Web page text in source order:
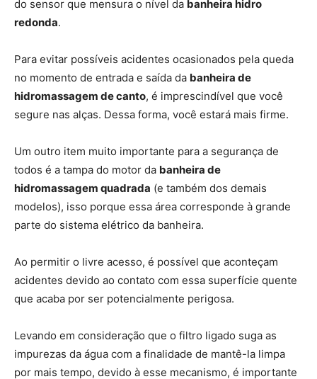
do sensor que mensura o nível da banheira hidro
redonda.
Para evitar possíveis acidentes ocasionados pela queda
no momento de entrada e saída da banheira de
hidromassagem de canto, é imprescindível que você
segure nas alças. Dessa forma, você estará mais firme.
Um outro item muito importante para a segurança de
todos é a tampa do motor da banheira de
hidromassagem quadrada (e também dos demais
modelos), isso porque essa área corresponde à grande
parte do sistema elétrico da banheira.
Ao permitir o livre acesso, é possível que aconteçam
acidentes devido ao contato com essa superfície quente
que acaba por ser potencialmente perigosa.
Levando em consideração que o filtro ligado suga as
impurezas da água com a finalidade de mantê-la limpa
por mais tempo, devido à esse mecanismo, é importante